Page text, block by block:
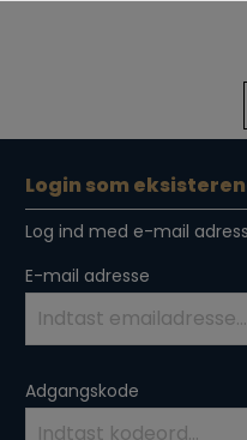
Login som
Log ind med e-mail
E-mail adresse
Adgangskode